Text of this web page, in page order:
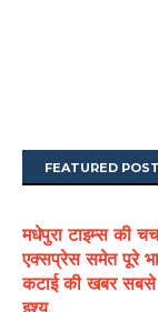
FEATURED POST
मधेपुरा टाइम्स की
एक्सप्रेस समेत पूरे
कटाई की खबर